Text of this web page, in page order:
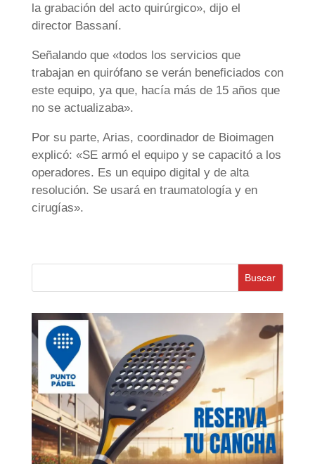
la grabación del acto quirúrgico», dijo el
director Bassaní.
Señalando que «todos los servicios que
trabajan en quirófano se verán beneficiados con
este equipo, ya que, hacía más de 15 años que
no se actualizaba».
Por su parte, Arias, coordinador de Bioimagen
explicó: «SE armó el equipo y se capacitó a los
operadores. Es un equipo digital y de alta
resolución. Se usará en traumatología y en
cirugías».
Buscar